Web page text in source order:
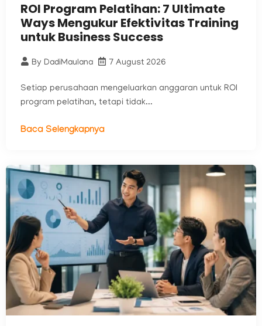
ROI Program Pelatihan: 7 Ultimate
Ways Mengukur Efektivitas Training
untuk Business Success
By DadiMaulana 7 August 2026
Setiap perusahaan mengeluarkan anggaran untuk ROI
program pelatihan, tetapi tidak...
Baca Selengkapnya